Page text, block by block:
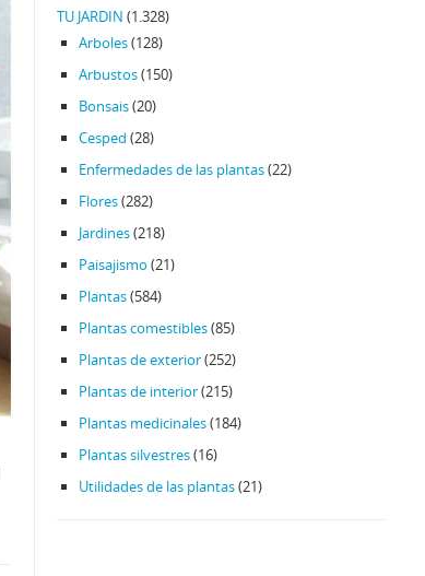
TU JARDIN (1.328)
Arboles(128)
Arbustos(150)
Bonsais(20)
Cesped (28)
Enfermedades de las plantas(22)
Flores(282)
Jardines(218)
Paisajismo (21)
Plantas(584)
Plantas comestibles(85)
Plantas de exterior(252)
Plantas de interior(215)
Plantas medicinales(184)
Plantas silvestres(16)
Utilidades de las plantas(21)